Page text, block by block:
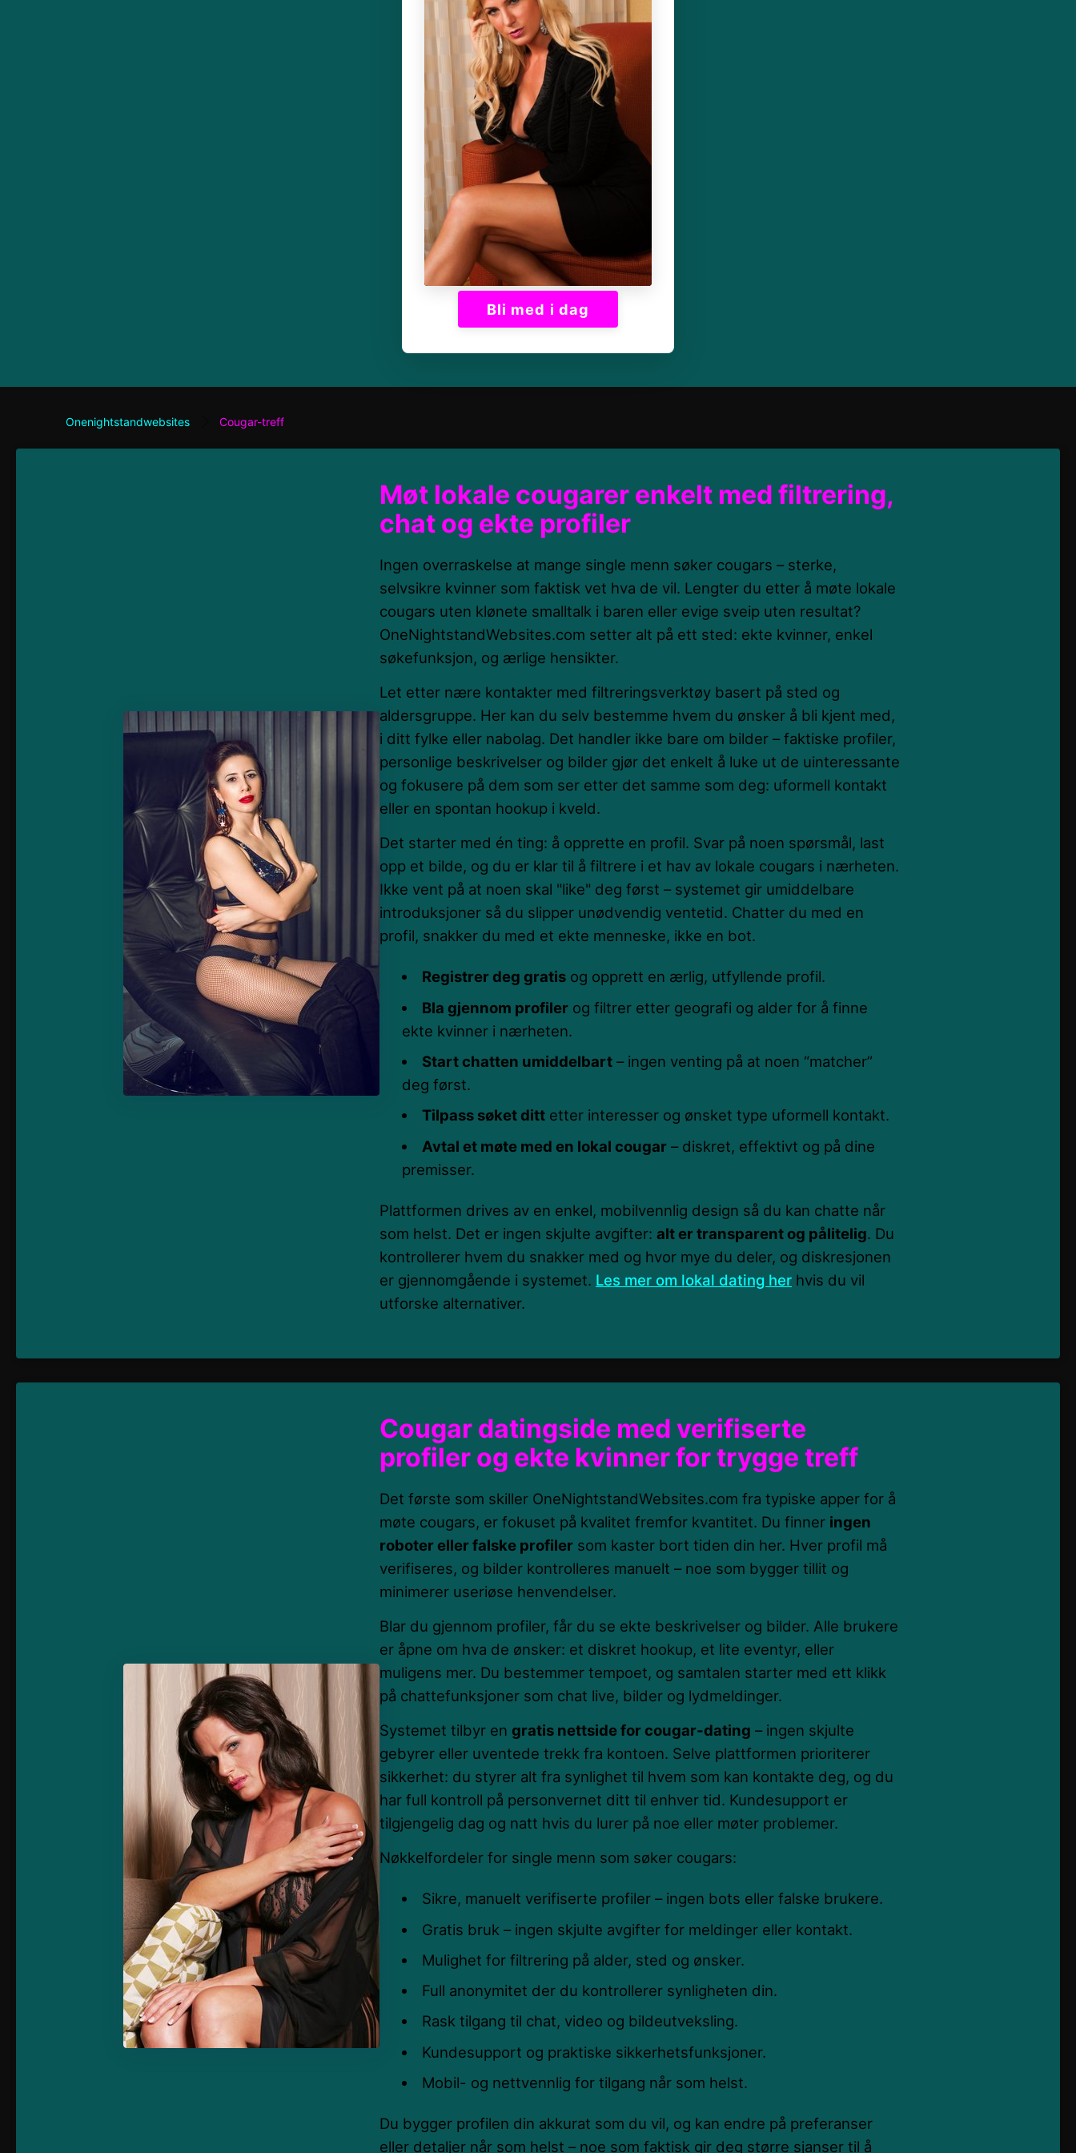
Bli med i dag
Onenightstandwebsites Cougar-treff
Møt lokale cougarer enkelt med filtrering,
chat og ekte profiler
Ingen overraskelse at mange single menn søker cougars – sterke,
selvsikre kvinner som faktisk vet hva de vil. Lengter du etter å møte lokale
cougars uten klønete smalltalk i baren eller evige sveip uten resultat?
OneNightstandWebsites.com setter alt på ett sted: ekte kvinner, enkel
søkefunksjon, og ærlige hensikter.
Let etter nære kontakter med filtreringsverktøy basert på sted og
aldersgruppe. Her kan du selv bestemme hvem du ønsker å bli kjent med,
i ditt fylke eller nabolag. Det handler ikke bare om bilder – faktiske profiler,
personlige beskrivelser og bilder gjør det enkelt å luke ut de uinteressante
og fokusere på dem som ser etter det samme som deg: uformell kontakt
eller en spontan hookup i kveld.
Det starter med én ting: å opprette en profil. Svar på noen spørsmål, last
opp et bilde, og du er klar til å filtrere i et hav av lokale cougars i nærheten.
Ikke vent på at noen skal "like" deg først – systemet gir umiddelbare
introduksjoner så du slipper unødvendig ventetid. Chatter du med en
profil, snakker du med et ekte menneske, ikke en bot.
Registrer deg gratis og opprett en ærlig, utfyllende profil.
Bla gjennom profiler og filtrer etter geografi og alder for å finne
ekte kvinner i nærheten.
Start chatten umiddelbart – ingen venting på at noen “matcher”
deg først.
Tilpass søket ditt etter interesser og ønsket type uformell kontakt.
Avtal et møte med en lokal cougar – diskret, effektivt og på dine
premisser.
Plattformen drives av en enkel, mobilvennlig design så du kan chatte når
som helst. Det er ingen skjulte avgifter: alt er transparent og pålitelig. Du
kontrollerer hvem du snakker med og hvor mye du deler, og diskresjonen
er gjennomgående i systemet. Les mer om lokal dating her hvis du vil
utforske alternativer.
Cougar datingside med verifiserte
profiler og ekte kvinner for trygge treff
Det første som skiller OneNightstandWebsites.com fra typiske apper for å
møte cougars, er fokuset på kvalitet fremfor kvantitet. Du finner ingen
roboter eller falske profiler som kaster bort tiden din her. Hver profil må
verifiseres, og bilder kontrolleres manuelt – noe som bygger tillit og
minimerer useriøse henvendelser.
Blar du gjennom profiler, får du se ekte beskrivelser og bilder. Alle brukere
er åpne om hva de ønsker: et diskret hookup, et lite eventyr, eller
muligens mer. Du bestemmer tempoet, og samtalen starter med ett klikk
på chattefunksjoner som chat live, bilder og lydmeldinger.
Systemet tilbyr en gratis nettside for cougar-dating – ingen skjulte
gebyrer eller uventede trekk fra kontoen. Selve plattformen prioriterer
sikkerhet: du styrer alt fra synlighet til hvem som kan kontakte deg, og du
har full kontroll på personvernet ditt til enhver tid. Kundesupport er
tilgjengelig dag og natt hvis du lurer på noe eller møter problemer.
Nøkkelfordeler for single menn som søker cougars:
Sikre, manuelt verifiserte profiler – ingen bots eller falske brukere.
Gratis bruk – ingen skjulte avgifter for meldinger eller kontakt.
Mulighet for filtrering på alder, sted og ønsker.
Full anonymitet der du kontrollerer synligheten din.
Rask tilgang til chat, video og bildeutveksling.
Kundesupport og praktiske sikkerhetsfunksjoner.
Mobil- og nettvennlig for tilgang når som helst.
Du bygger profilen din akkurat som du vil, og kan endre på preferanser
eller detaljer når som helst – noe som faktisk gir deg større sjanser til å